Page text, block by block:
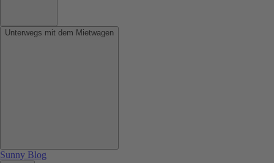
Unterwegs mit dem Mietwagen
Sunny Blog